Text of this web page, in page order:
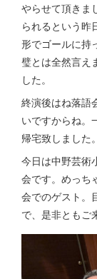
やらせて頂きま
られるという昨
形でゴールに持
璧とは全然言え
した。
終演後はね落語
いですからね。
帰宅致しました。
今日は中野芸術
会です。めっち
会でのゲスト。
で、是非ともご